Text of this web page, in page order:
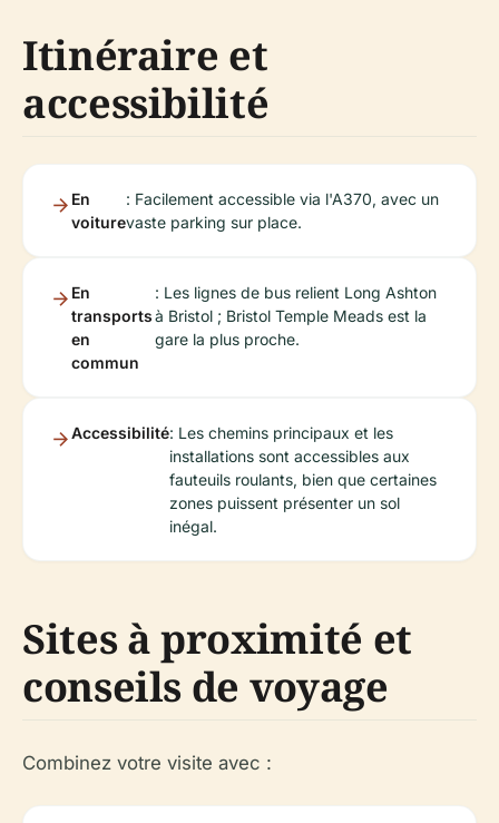
Itinéraire et
accessibilité
En
voiture
: Facilement accessible via l'A370, avec un
vaste parking sur place.
En
transports
en
commun
: Les lignes de bus relient Long Ashton
à Bristol ; Bristol Temple Meads est la
gare la plus proche.
Accessibilité: Les chemins principaux et les
installations sont accessibles aux
fauteuils roulants, bien que certaines
zones puissent présenter un sol
inégal.
Sites à proximité et
conseils de voyage
Combinez votre visite avec :